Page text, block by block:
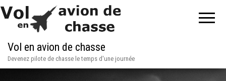
Vol en avion de chasse
Devenez pilote de chasse le temps d'une journée